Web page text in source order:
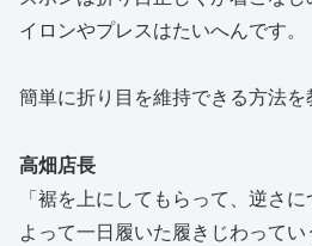
イロンやプレスはたいへんです。
簡単に折り目を維持できる方法を
高畑店長
「裾を上にしてもらって、逆さ
よって一日履いた履きじわって